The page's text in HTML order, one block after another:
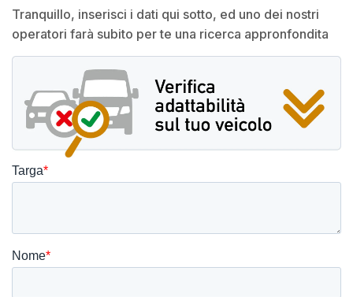
Tranquillo, inserisci i dati qui sotto, ed uno dei nostri
operatori farà subito per te una ricerca appronfondita